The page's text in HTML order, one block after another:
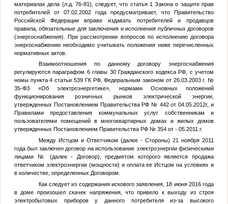
материалах дела (л.д. 76-81), следует, что статья 1 Закона о защите прав
потребителей от 07.02.2002 года предусматривает, что Правительство
Российской Федерации вправе издавать потребителей и продавцов
правила, обязательные для заключения и исполнения публичных договоров
(энергоснабжения). При рассмотрении вопросов по исполнению договора
энергоснабжению необходимо учитывать положения ниже перечисленных
нормативных актов.
Взаимоотношения по данному договору энергоснабжения
регулируются параграфом 6 главы 30 Гражданского кодекса РФ, с учетом
номы пункта 4 статьи 539 ГК РФ, Федеральным законом от 26.03.2003 г. №
35-ФЗ «Об электроэнергетике», нормами Основных положений
функционирования розничных рынков электрической энергии,
утвержденных Постановлением Правительства РФ № 442 от 04.05.2012г, и
Правилами предоставления коммунальных услуг собственникам и
пользователями помещений в многоквартирных домах и жилых домов
утвержденных Постановлением Правительства РФ № 354 от -.05.2011 г.
Между Истцом и Ответчиком (далее - Стороны) 21 ноября 2011
года был заключен договор на использование электроэнергии физическими
лицами
№
(далее - Договор), предметом которого является продажа
ответчиком электроэнергии (мощности) и оплата ее Истцом на условиях и
в количестве, определенных Договором.
Как следует из содержания искового заявления, 18 июня 2016 года
в доме произошел скачек напряжения, что привело к выходу из строя
электробытовых приборов у данного потребителя из-за высокого